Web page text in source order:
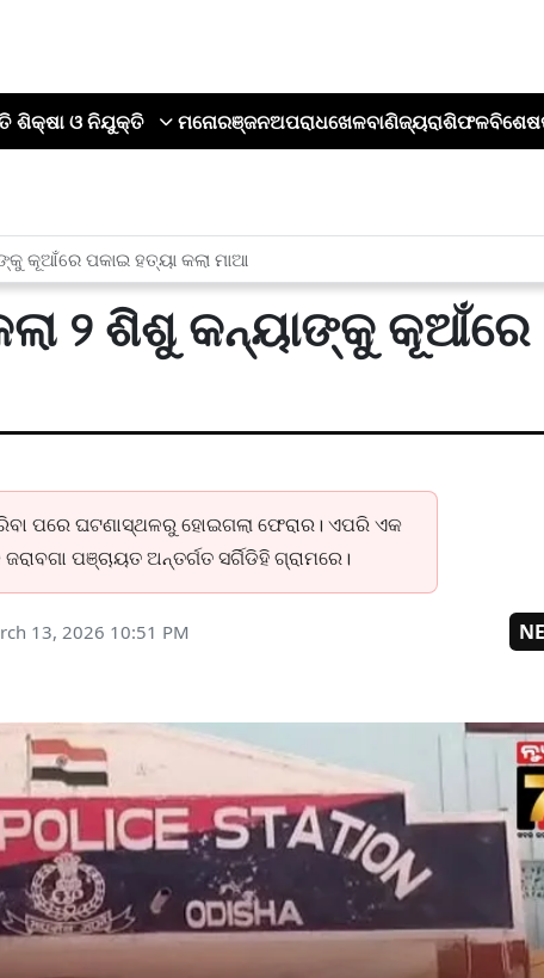
ଶିକ୍ଷା ଓ ନିଯୁକ୍ତି ମନୋରଞ୍ଜନଅପରାଧଖେଳବାଣିଜ୍ୟରାଶିଫଳବିଶେଷ
କୂଆଁରେ ପକାଇ ହତ୍ୟା କଲା ମାଆ
୨ ଶିଶୁ କନ୍ୟାଙ୍କୁ କୂଆଁରେ
ପରେ ଘଟଣାସ୍ଥଳରୁ ହୋଇଗଲା ଫେରାର। ଏପରି ଏକ
ପଞ୍ଚାୟତ ଅନ୍ତର୍ଗତ ସର୍ଗିଡିହି ଗ୍ରାମରେ।
13, 2026 10:51 PM